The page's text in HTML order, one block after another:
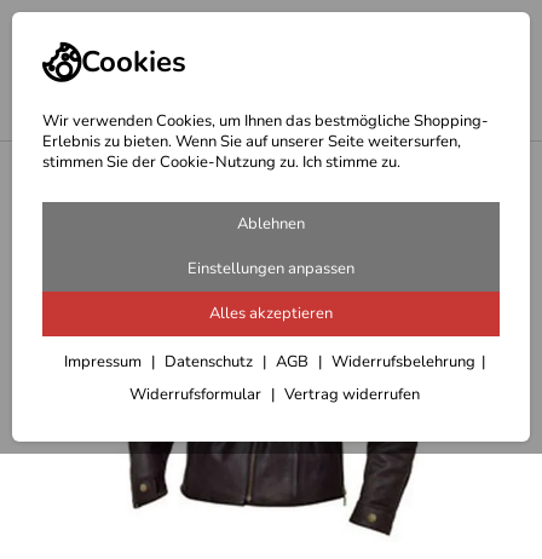
Cookies
Wir verwenden Cookies, um Ihnen das bestmögliche Shopping-
Erlebnis zu bieten. Wenn Sie auf unserer Seite weitersurfen,
stimmen Sie der Cookie-Nutzung zu. Ich stimme zu.
Ablehnen
Einstellungen anpassen
Alles akzeptieren
Impressum Datenschutz AGB
Widerrufsbelehrung
Widerrufsformular
Vertrag widerrufen
Lederbekleidung